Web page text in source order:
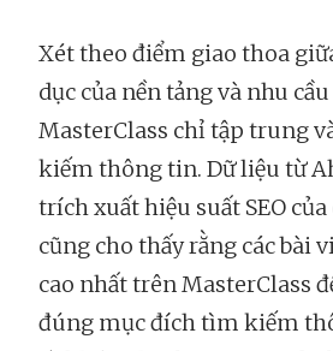
Xét theo điểm giao thoa
dục của nền tảng và nhu
MasterClass chỉ tập trung
kiếm thông tin. Dữ liệu từ
trích xuất hiệu suất SEO của
cũng cho thấy rằng các bài
cao nhất trên MasterClass
đúng mục đích tìm kiếm